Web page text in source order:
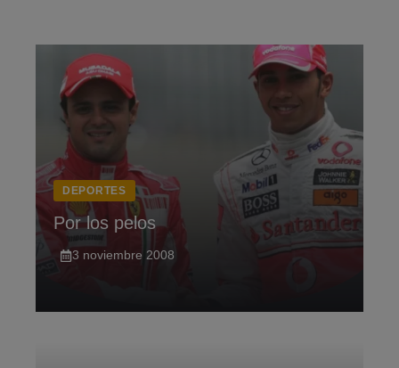
DEPORTES
Por los pelos
3 noviembre 2008